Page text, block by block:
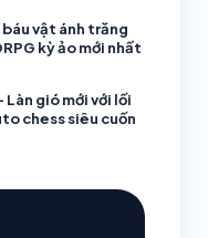
vật ánh trăng
kỳ ảo mới nhất
gió mới với lối
chess siêu cuốn